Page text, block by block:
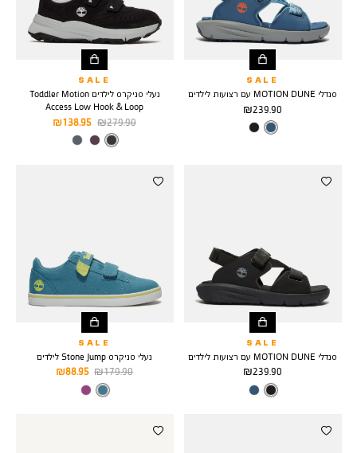
SALE
סנדלי MOTION DUNE עם רצועות לילדים
מחיר
מוצר
239.90 ₪
צבע
MEDIUM
SALE
נעלי סניקרס לילדים Toddler Motion
Access Low Hook & Loop
מחיר
מוצר
138.95 ₪
מחיר
279.90 ₪
צבע
BLACK
SALE
סנדלי MOTION DUNE עם רצועות לילדים
מחיר
מוצר
239.90 ₪
צבע
BLACK
SALE
נעלי סניקרס Stone Jump לילדים
מחיר
מוצר
88.95 ₪
מחיר
179.90 ₪
צבע
MEDIUM
BLUE